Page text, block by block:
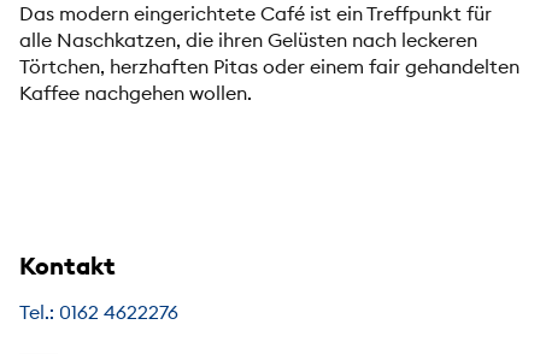
Das modern eingerichtete Café ist ein Treffpunkt für
alle Naschkatzen, die ihren Gelüsten nach leckeren
Törtchen, herzhaften Pitas oder einem fair gehandelten
Kaffee nachgehen wollen.
Kontakt
Tel.: 0162 4622276